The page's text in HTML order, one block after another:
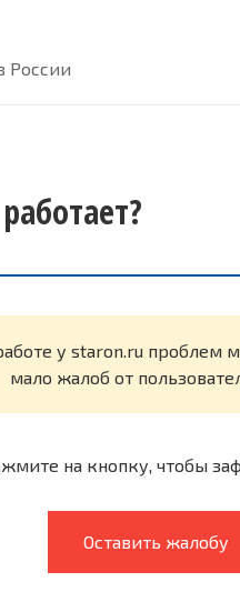
России
у staron.ru
мало жалоб от
на кнопку, чтобы
Оставить жалобу